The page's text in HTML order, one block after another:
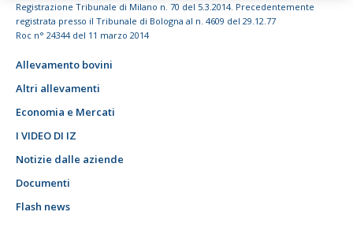
Registrazione Tribunale di Milano n. 70 del 5.3.2014. Precedentemente
registrata presso il Tribunale di Bologna al n. 4609 del 29.12.77
Roc n° 24344 del 11 marzo 2014
Allevamento bovini
Altri allevamenti
Economia e Mercati
I VIDEO DI IZ
Notizie dalle aziende
Documenti
Flash news